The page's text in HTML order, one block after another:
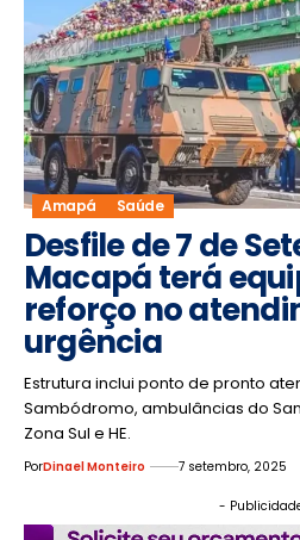
Amapá Saúde
Desfile de 7 de
Macapá terá
reforço no
urgência
Estrutura inclui ponto de pronto
Sambódromo, ambulâncias do
Zona Sul e HE.
PorDinael Monteiro 7 setembro, 2025
-